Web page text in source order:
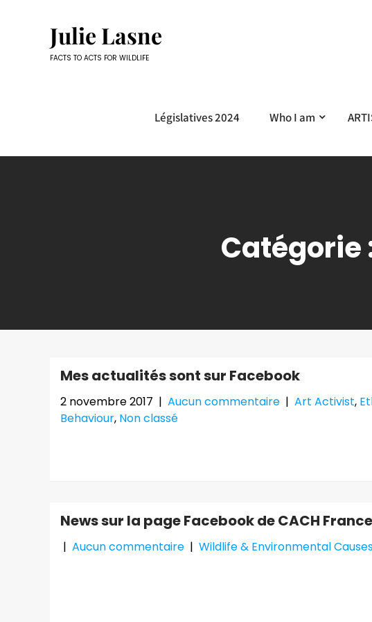
Julie Lasne
FACTS TO ACTS FOR WILDLIFE
Législatives 2024 Who I am
Catégorie
Mes actualités sont sur Facebook
2 novembre 2017 | Aucun commentaire | Art Activist,
Behaviour, Non classé
News sur la page Facebook de CACH France
| Aucun commentaire | Wildlife & Environmental